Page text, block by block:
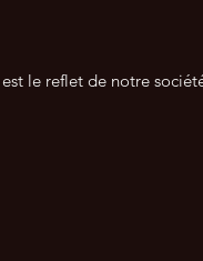
le reflet de notre